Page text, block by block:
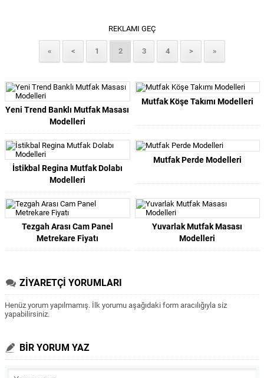
REKLAMI GEÇ
« < 1 2 3 4 > »
Yeni Trend Banklı Mutfak Masası
Modelleri
Mutfak Köşe Takımı Modelleri
İstikbal Regina Mutfak Dolabı
Modelleri
Mutfak Perde Modelleri
Tezgah Arası Cam Panel
Metrekare Fiyatı
Yuvarlak Mutfak Masası
Modelleri
ZİYARETÇİ YORUMLARI
Henüz yorum yapılmamış. İlk yorumu aşağıdaki form aracılığıyla siz
yapabilirsiniz.
BİR YORUM YAZ